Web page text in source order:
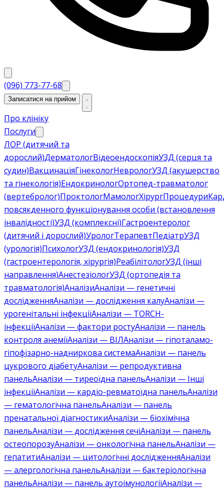
(096) 773-77-68
Записатися на прийом
Про клініку
Послуги
ЛОР (дитячий та
дорослий)ДерматологВідеоендоскопіяУЗД (серця та
судин)ВакцинаціяГінекологНеврологУЗД (акушерство
та гінекологія)ЕндокринологОртопед-травматолог
(вертебролог)ПроктологМамологХірургПроцедури
повсякденного функціонування особи (встановлення
інвалідності)УЗД (комплексні)Гастроентеролог
(дитячий і дорослий)УрологТерапевтПедіатрУЗД
(урологія)ПсихологУЗД (ендокринологія)УЗД
(гастроентерологія, хірургія)РеабілітологУЗД (інші
направлення)АнестезіологУЗД (ортопедія та
травматологія)АналізиАналізи — генетичні
дослідженняАналізи — дослідження калуАналізи —
урогенітальні інфекціїАналізи — TORCH-
інфекціїАналізи — фактори ростуАналізи — панель
контроля анеміїАналізи — ВІЛАналізи — гіпоталамо-
гіпофізарно-надниркова системаАналізи — панель
цукрового діабетуАналізи — репродуктивна
панельАналізи — тиреоїдна панельАналізи — Інші
інфекціїАналізи — кардіо-ревматоїдна панельАналізи
— гематологічна панельАналізи — панель
пренатальної діагностикиАналізи — біохімічна
панельАналізи — дослідження сечіАналізи — панель
остеопорозуАналізи — онкологічна панельАналізи —
гепатитиАналізи — цитологічні дослідженняАналізи
— алергологічна панельАналізи — бактеріологічна
панельАналізи — панель аутоімунологіїАналізи —